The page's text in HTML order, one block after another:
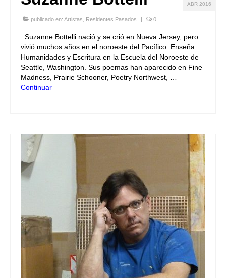
ABR 2016
publicado en: Artistas Residentes Pasados | 0
Suzanne Bottelli nació y se crió en Nueva Jersey, pero
vivió muchos años en el noroeste del Pacífico. Enseña
Humanidades y Escritura en la Escuela del Noroeste de
Seattle, Washington. Sus poemas han aparecido en Fine
Madness, Prairie Schooner, Poetry Northwest, …
Continuar